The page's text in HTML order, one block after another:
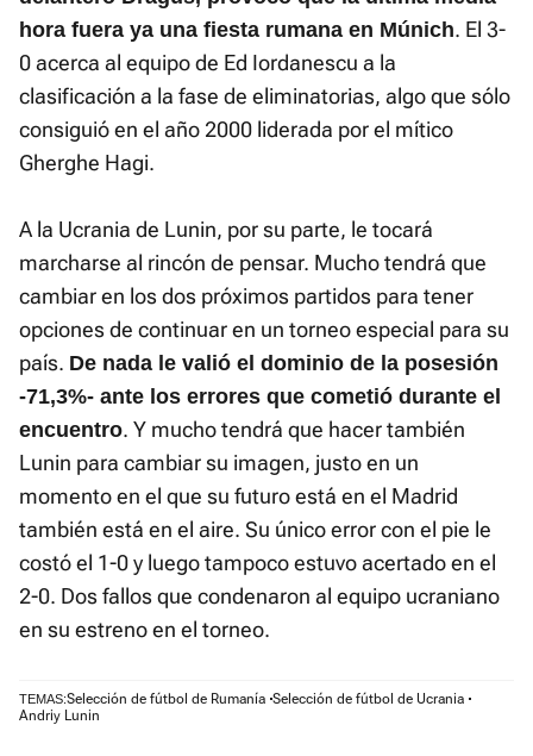
hora fuera ya una fiesta rumana en Múnich. El 3-
0 acerca al equipo de Ed Iordanescu a la
clasificación a la fase de eliminatorias, algo que sólo
consiguió en el año 2000 liderada por el mítico
Gherghe Hagi.
A la Ucrania de Lunin, por su parte, le tocará
marcharse al rincón de pensar. Mucho tendrá que
cambiar en los dos próximos partidos para tener
opciones de continuar en un torneo especial para su
país. De nada le valió el dominio de la posesión
-71,3%- ante los errores que cometió durante el
encuentro. Y mucho tendrá que hacer también
Lunin para cambiar su imagen, justo en un
momento en el que su futuro está en el Madrid
también está en el aire. Su único error con el pie le
costó el 1-0 y luego tampoco estuvo acertado en el
2-0. Dos fallos que condenaron al equipo ucraniano
en su estreno en el torneo.
TEMAS:Selección de fútbol de Rumanía Selección de fútbol de Ucrania
Andriy Lunin